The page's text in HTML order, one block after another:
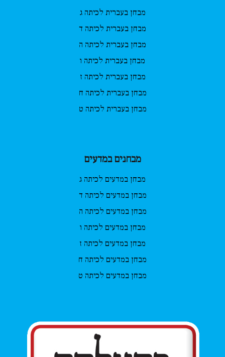
מבחן בעברית לכיתה ג
מבחן בעברית לכיתה ד
מבחן בעברית לכיתה ה
מבחן בעברית לכיתה ו
מבחן בעברית לכיתה ז
מבחן בעברית לכיתה ח
מבחן בעברית לכיתה ט
מבחנים במדעים
מבחן במדעים לכיתה ג
מבחן במדעים לכיתה ד
מבחן במדעים לכיתה ה
מבחן במדעים לכיתה ו
מבחן במדעים לכיתה ז
מבחן במדעים לכיתה ח
מבחן במדעים לכיתה ט